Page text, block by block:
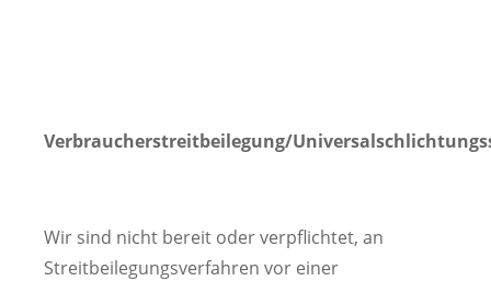
Verbraucherstreitbeilegung/
Wir sind nicht bereit oder verpflichtet, an
Streitbeilegungsverfahren vor einer